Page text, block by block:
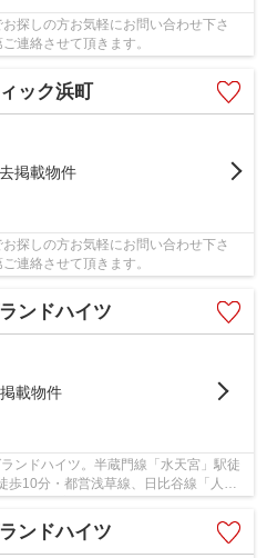
探しの方お気軽にお問い合わせ下さ
連絡させて頂きます。
ック浜町
掲載物件
探しの方お気軽にお問い合わせ下さ
連絡させて頂きます。
ンドハイツ
載物件
ンドハイツ。半蔵門線「水天宮」駅徒
歩10分・都営浅草線、日比谷線「人形
ンドハイツ